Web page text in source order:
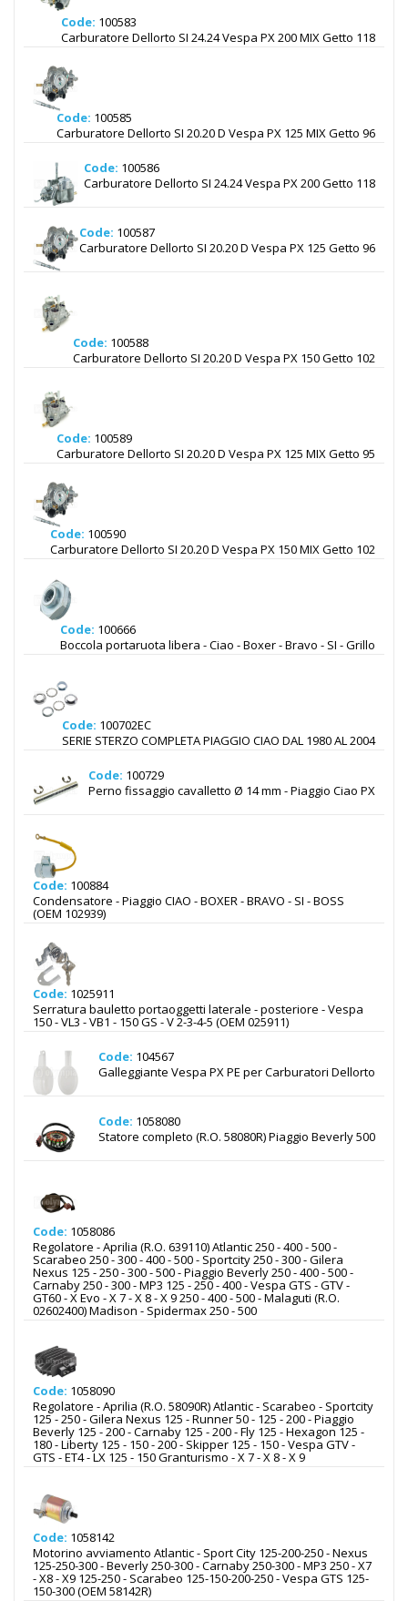
Code: 100583
Carburatore Dellorto SI 24.24 Vespa PX 200 MIX Getto 118
Code: 100585
Carburatore Dellorto SI 20.20 D Vespa PX 125 MIX Getto 96
Code: 100586
Carburatore Dellorto SI 24.24 Vespa PX 200 Getto 118
Code: 100587
Carburatore Dellorto SI 20.20 D Vespa PX 125 Getto 96
Code: 100588
Carburatore Dellorto SI 20.20 D Vespa PX 150 Getto 102
Code: 100589
Carburatore Dellorto SI 20.20 D Vespa PX 125 MIX Getto 95
Code: 100590
Carburatore Dellorto SI 20.20 D Vespa PX 150 MIX Getto 102
Code: 100666
Boccola portaruota libera - Ciao - Boxer - Bravo - SI - Grillo
Code: 100702EC
SERIE STERZO COMPLETA PIAGGIO CIAO DAL 1980 AL 2004
Code: 100729
Perno fissaggio cavalletto Ø 14 mm - Piaggio Ciao PX
Code: 100884
Condensatore - Piaggio CIAO - BOXER - BRAVO - SI - BOSS
(OEM 102939)
Code: 1025911
Serratura bauletto portaoggetti laterale - posteriore - Vespa
150 - VL3 - VB1 - 150 GS - V 2-3-4-5 (OEM 025911)
Code: 104567
Galleggiante Vespa PX PE per Carburatori Dellorto
Code: 1058080
Statore completo (R.O. 58080R) Piaggio Beverly 500
Code: 1058086
Regolatore - Aprilia (R.O. 639110) Atlantic 250 - 400 - 500 -
Scarabeo 250 - 300 - 400 - 500 - Sportcity 250 - 300 - Gilera
Nexus 125 - 250 - 300 - 500 - Piaggio Beverly 250 - 400 - 500 -
Carnaby 250 - 300 - MP3 125 - 250 - 400 - Vespa GTS - GTV -
GT60 - X Evo - X 7 - X 8 - X 9 250 - 400 - 500 - Malaguti (R.O.
02602400) Madison - Spidermax 250 - 500
Code: 1058090
Regolatore - Aprilia (R.O. 58090R) Atlantic - Scarabeo - Sportcity
125 - 250 - Gilera Nexus 125 - Runner 50 - 125 - 200 - Piaggio
Beverly 125 - 200 - Carnaby 125 - 200 - Fly 125 - Hexagon 125 -
180 - Liberty 125 - 150 - 200 - Skipper 125 - 150 - Vespa GTV -
GTS - ET4 - LX 125 - 150 Granturismo - X 7 - X 8 - X 9
Code: 1058142
Motorino avviamento Atlantic - Sport City 125-200-250 - Nexus
125-250-300 - Beverly 250-300 - Carnaby 250-300 - MP3 250 - X7
- X8 - X9 125-250 - Scarabeo 125-150-200-250 - Vespa GTS 125-
150-300 (OEM 58142R)